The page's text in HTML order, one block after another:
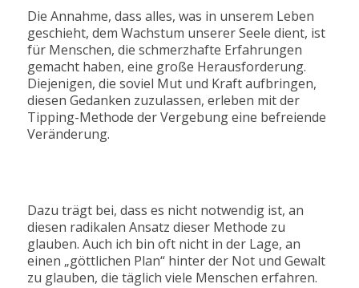
Die Annahme, dass alles, was in unserem Leben
geschieht, dem Wachstum unserer Seele dient, ist
für Menschen, die schmerzhafte Erfahrungen
gemacht haben, eine große Herausforderung.
Diejenigen, die soviel Mut und Kraft aufbringen,
diesen Gedanken zuzulassen, erleben mit der
Tipping-Methode der Vergebung eine befreiende
Veränderung.
Dazu trägt bei, dass es nicht notwendig ist, an
diesen radikalen Ansatz dieser Methode zu
glauben. Auch ich bin oft nicht in der Lage, an
einen „göttlichen Plan“ hinter der Not und Gewalt
zu glauben, die täglich viele Menschen erfahren.